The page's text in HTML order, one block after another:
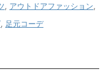
, アウトドアファッション,
, 足元コーデ